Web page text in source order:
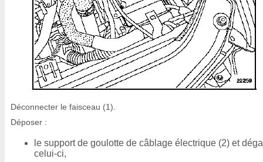
Déconnecter le faisceau (1).
Déposer :
le support de goulotte de câblage électrique (2) et
celui-ci,